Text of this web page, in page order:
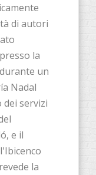
di autori
la
un
Nadal
dei servizi
e il
la